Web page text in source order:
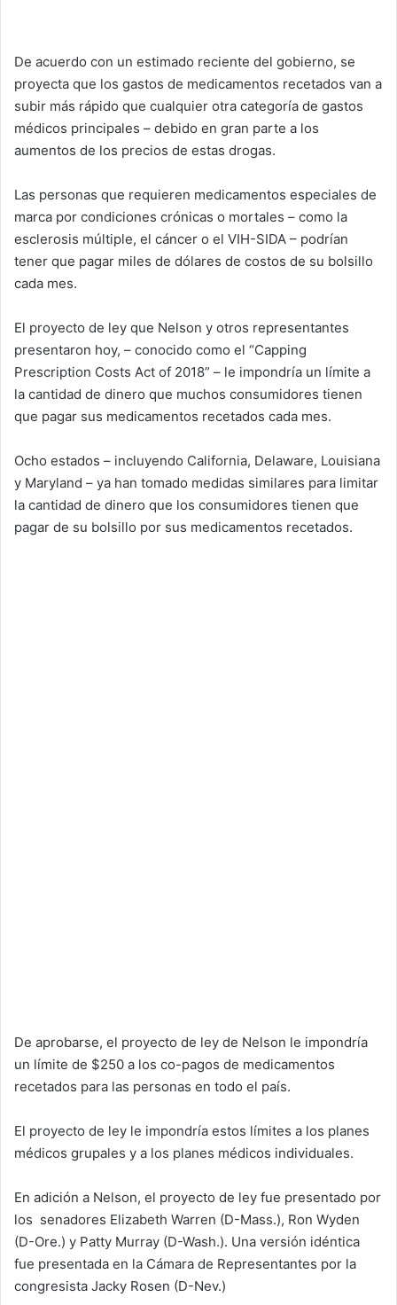
De acuerdo con un estimado reciente del gobierno, se
proyecta que los gastos de medicamentos recetados van a
subir más rápido que cualquier otra categoría de gastos
médicos principales – debido en gran parte a los
aumentos de los precios de estas drogas.
Las personas que requieren medicamentos especiales de
marca por condiciones crónicas o mortales – como la
esclerosis múltiple, el cáncer o el VIH-SIDA – podrían
tener que pagar miles de dólares de costos de su bolsillo
cada mes.
El proyecto de ley que Nelson y otros representantes
presentaron hoy, – conocido como el “Capping
Prescription Costs Act of 2018” – le impondría un límite a
la cantidad de dinero que muchos consumidores tienen
que pagar sus medicamentos recetados cada mes.
Ocho estados – incluyendo California, Delaware, Louisiana
y Maryland – ya han tomado medidas similares para limitar
la cantidad de dinero que los consumidores tienen que
pagar de su bolsillo por sus medicamentos recetados.
De aprobarse, el proyecto de ley de Nelson le impondría
un límite de $250 a los co-pagos de medicamentos
recetados para las personas en todo el país.
El proyecto de ley le impondría estos límites a los planes
médicos grupales y a los planes médicos individuales.
En adición a Nelson, el proyecto de ley fue presentado por
los senadores Elizabeth Warren (D-Mass.), Ron Wyden
(D-Ore.) y Patty Murray (D-Wash.). Una versión idéntica
fue presentada en la Cámara de Representantes por la
congresista Jacky Rosen (D-Nev.)